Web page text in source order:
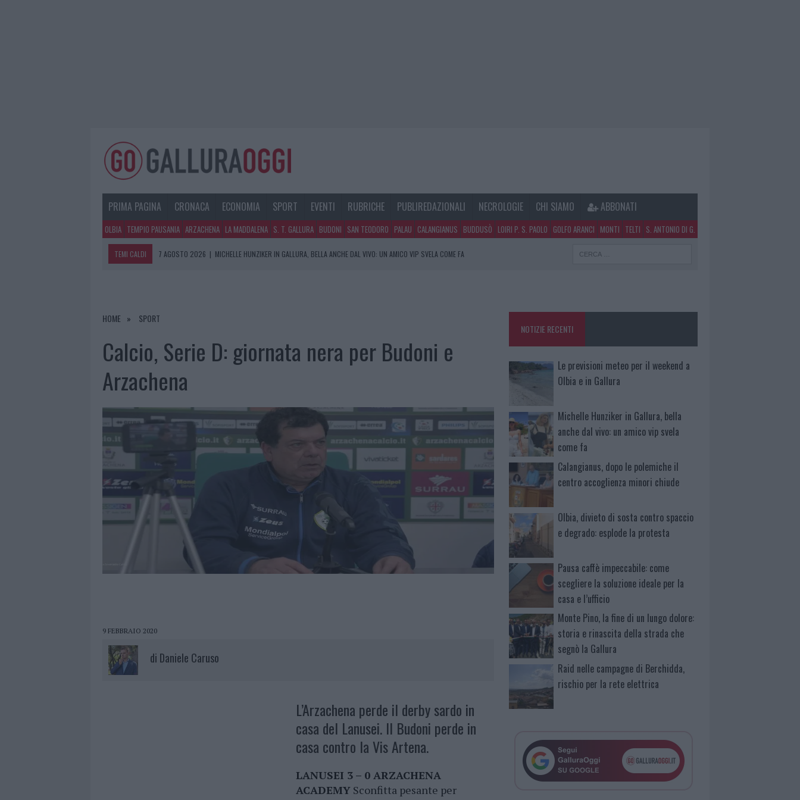
PRIMA PAGINA CRONACA ECONOMIA SPORT EVENTI RUBRICHE PUBLIREDAZIONALI NECROLOGIE CHI SIAMO ABBONATI
OLBIA TEMPIO PAUSANIA ARZACHENA LA MADDALENA S. T. GALLURA BUDONI SAN TEODORO PALAU CALANGIANUS BUDDUSÒ LOIRI P. S. PAOLO GOLFO ARANCI MONTI TELTI S. ANTONIO DI G.
TEMI CALDI 7 AGOSTO 2026 | MICHELLE HUNZIKER IN GALLURA, BELLA ANCHE DAL VIVO: UN AMICO VIP SVELA COME FA
7 AGOSTO 2026
HOME SPORT
Calcio, Serie D: giornata nera per Budoni e
Arzachena
9 FEBBRAIO 2020
di Daniele Caruso
L’Arzachena perde il derby sardo in
casa del Lanusei. Il Budoni perde in
casa contro la Vis Artena.
LANUSEI 3 – 0 ARZACHENA
ACADEMY Sconfitta pesante per
NOTIZIE RECENTI
Le previsioni meteo per il weekend a
Olbia e in Gallura
Michelle Hunziker in Gallura, bella
anche dal vivo: un amico vip svela
come fa
Calangianus, dopo le polemiche il
centro accoglienza minori chiude
Olbia, divieto di sosta contro spaccio
e degrado: esplode la protesta
Pausa caffè impeccabile: come
scegliere la soluzione ideale per la
casa e l’ufficio
Monte Pino, la fine di un lungo dolore:
storia e rinascita della strada che
segnò la Gallura
Raid nelle campagne di Berchidda,
rischio per la rete elettrica